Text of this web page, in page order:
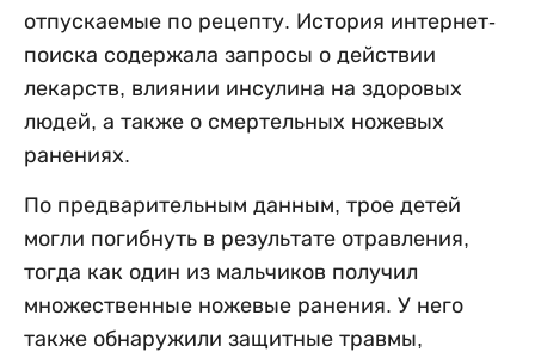
отпускаемые по рецепту. История интернет-
поиска содержала запросы о действии
лекарств, влиянии инсулина на здоровых
людей, а также о смертельных ножевых
ранениях.
По предварительным данным, трое детей
могли погибнуть в результате отравления,
тогда как один из мальчиков получил
множественные ножевые ранения. У него
также обнаружили защитные травмы,